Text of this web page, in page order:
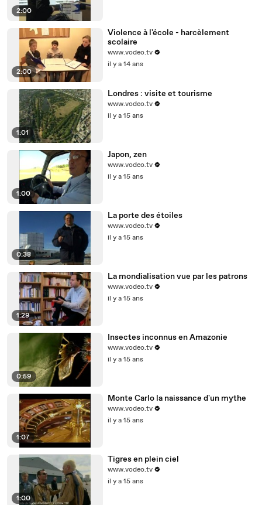
2:00
2:00
Violence à l'école - harcèlement
scolaire
www.vodeo.tv
il y a 14 ans
1:01
Londres : visite et tourisme
www.vodeo.tv
il y a 15 ans
1:00
Japon, zen
www.vodeo.tv
il y a 15 ans
0:38
La porte des étoiles
www.vodeo.tv
il y a 15 ans
1:29
La mondialisation vue par les patrons
www.vodeo.tv
il y a 15 ans
0:59
Insectes inconnus en Amazonie
www.vodeo.tv
il y a 15 ans
1:07
Monte Carlo la naissance d'un mythe
www.vodeo.tv
il y a 15 ans
1:00
Tigres en plein ciel
www.vodeo.tv
il y a 15 ans